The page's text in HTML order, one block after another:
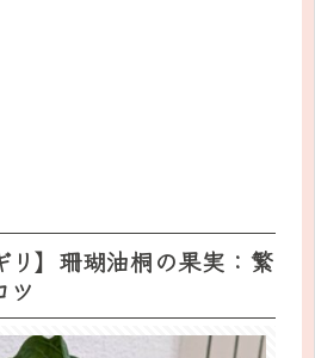
リ】珊瑚油桐の果実：繁
ツ